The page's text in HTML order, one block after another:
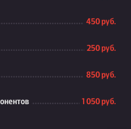
450 руб.
250 руб.
850 руб.
1 050 руб.